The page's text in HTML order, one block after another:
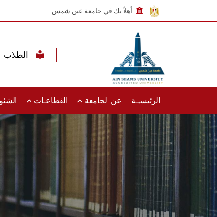
أهلاً بك في جامعة عين شمس
الرئيسيـة عن الجامعة القطاعـات